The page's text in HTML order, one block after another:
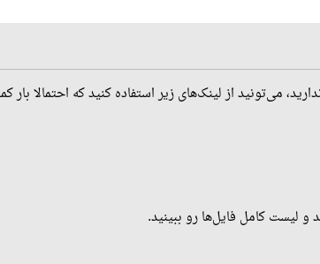
می‌تونید از لینک‌های زیر استفاده کنید که احتمالا
و لیست کامل فایل‌ها رو ببینید.